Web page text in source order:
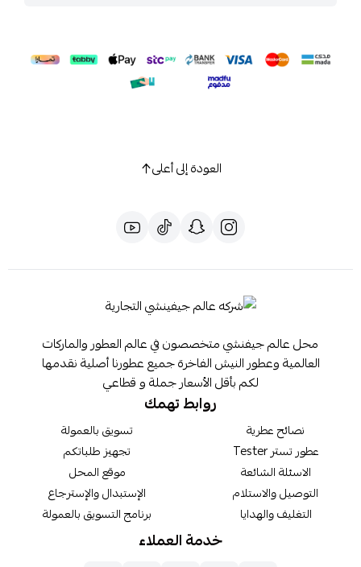
العودة إلى أعلى
محل عالم جيفنشي متخصصون في عالم العطور والماركات
العالمية وعطور النيش الفاخرة جميع عطورنا أصلية نقدمها
لكم بأقل الأسعار جملة و قطاعي
روابط تهمك
نصائح عطرية
عطور تستر Tester
الاسئلة الشائعة
التوصيل والاستلام
التغليف والهدايا
تسويق بالعمولة
تجهيز طلباتكم
موقع المحل
الإستبدال والإسترجاع
برنامج التسويق بالعمولة
خدمة العملاء